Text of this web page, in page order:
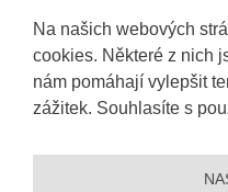
Na našich webových
cookies. Některé z nich
nám pomáhají vylepšit
zážitek. Souhlasíte s